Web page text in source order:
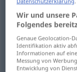
(Ein-)Lagerungf
Bevorratung f
Speicherungf
Wir und unsere
Folgendes
Genaue Geolocation-
Identifikation aktiv
Informationen auf
Messung von
Entwicklung von